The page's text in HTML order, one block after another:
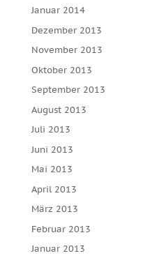
Januar 2014
Dezember 2013
November 2013
Oktober 2013
September 2013
August 2013
Juli 2013
Juni 2013
Mai 2013
April 2013
März 2013
Februar 2013
Januar 2013